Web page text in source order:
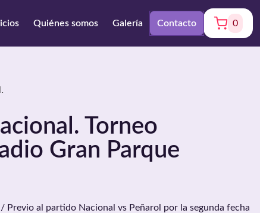
Quiénes somos Galería Contacto 0
Torneo
Gran Parque
Previo al partido Nacional vs Peñarol por la segunda fecha